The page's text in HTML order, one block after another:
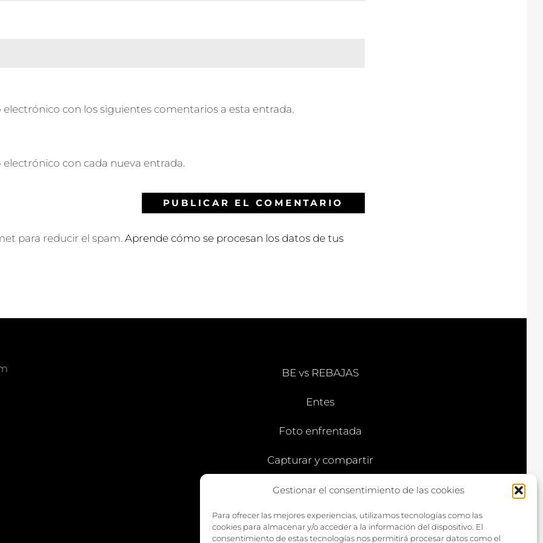
Gestionar el consentimiento de las cookies
Para ofrecer las mejores experiencias, utilizamos tecnologías como las
cookies para almacenar y/o acceder a la información del dispositivo. El
consentimiento de estas tecnologías nos permitirá procesar datos como el
electrónico con los siguientes comentarios a esta entrada.
electrónico con cada nueva entrada.
para reducir el spam. Aprende cómo se procesan los datos de tus
BE vs REBAJAS
Entes
Foto enfrentada
Capturar y compartir
Vía larga